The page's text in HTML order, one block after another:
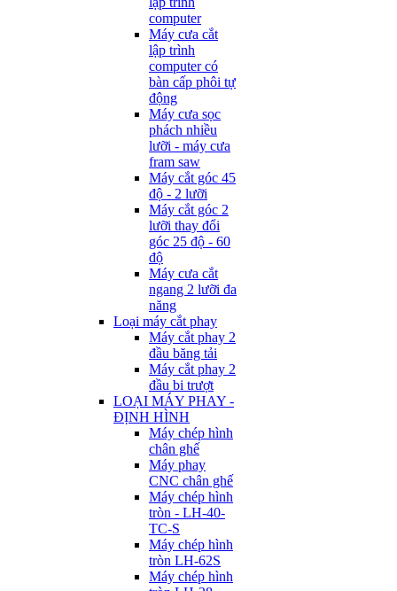
computer
Máy cưa cắt
lập trình
computer có
bàn cấp phôi tự
động
Máy cưa sọc
phách nhiều
lưỡi - máy cưa
fram saw
Máy cắt góc 45
độ - 2 lưỡi
Máy cắt góc 2
lưỡi thay đổi
góc 25 độ - 60
độ
Máy cưa cắt
ngang 2 lưỡi đa
năng
Loại máy cắt phay
Máy cắt phay 2
đầu băng tải
Máy cắt phay 2
đầu bi trượt
LOẠI MÁY PHAY -
ĐỊNH HÌNH
Máy chép hình
chân ghế
Máy phay
CNC chân ghế
Máy chép hình
tròn - LH-40-
TC-S
Máy chép hình
tròn LH-62S
Máy chép hình